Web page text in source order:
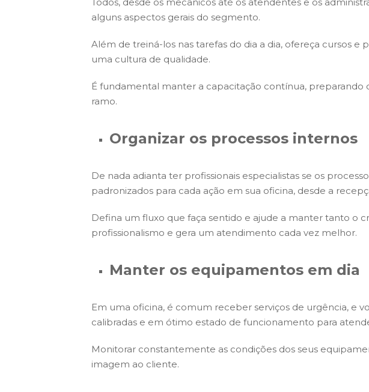
Todos, desde os mecânicos até os atendentes e os
alguns aspectos gerais do segmento.
Além de treiná-los nas tarefas do dia a dia, ofereça cursos
uma cultura de qualidade.
É fundamental manter a capacitação contínua,
ramo.
Organizar os processos internos
De nada adianta ter profissionais especialistas se os
padronizados para cada ação em sua oficina, desde a
Defina um fluxo que faça sentido e ajude a manter tanto o
profissionalismo e gera um atendimento cada vez melhor.
Manter os equipamentos em dia
Em uma oficina, é comum receber serviços de urgência, e
calibradas e em ótimo estado de funcionamento para
Monitorar constantemente as condições dos seus
imagem ao cliente.